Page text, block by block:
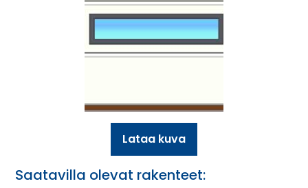
Lataa kuva
Saatavilla olevat rakenteet: